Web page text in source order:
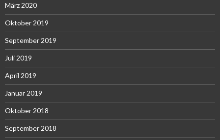
März 2020
Oktober 2019
September 2019
Juli 2019
April 2019
Januar 2019
Oktober 2018
September 2018